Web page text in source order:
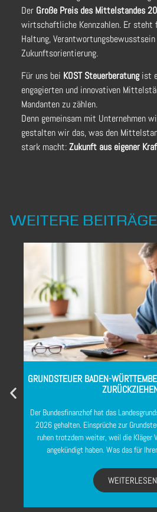
Der Große Preis des Mittelstandes
wirtschaftliche Kennzahlen. Er steht
Haltung, Verantwortungsbewusstsein
Zukunftsorientierung.
Für uns bei KOST Steuerberatungist
engagierten und innovativen
Mandanten zu zählen.
Denn gemeinsam mit Unternehmen
gestalten wir das, was den
stark macht:Zukunft aus eigener
WEITERE
UMSATZSTEUER
Ab dem 1. Januar 2026 gilt für
und
Umsatzsteuersatz von 7 Prozent.
Satz. Was sich für